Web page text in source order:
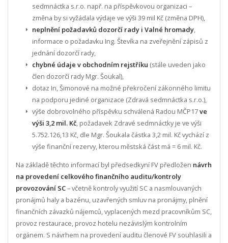
sedmnáctka s.r.o. např. na příspěvkovou organizaci –
změna by si vyžádala výdaje ve výši 39 mil Kč (změna DPH),
neplnění požadavků dozorčí rady i Valné hromady,
informace o požadavku Ing. Števíka na zveřejnění zápisů z
jednání dozorčí rady,
chybné údaje v obchodním rejstříku (stále uveden jako
člen dozorčí rady Mgr. Šoukal),
dotaz In, Šimonové na možné překročení zákonného limitu
na podporu jediné organizace (Zdravá sedmnáctka s.r.o.),
výše dobrovolného příspěvku schválená Radou MČP17ve
výši 3,2 mil. Kč, požadavek Zdravé sedmnáctky je ve výši
5.752.126,13 Kč, dle Mgr. Šoukala částka 3,2 mil. Kč vychází z
výše finanční rezervy, kterou městská část má = 6 mil. Kč.
Na základě těchto informací byl předsedkyní FV předložen návrh
na provedení celkového finančního auditu/kontroly
provozování SC– včetně kontroly využití SC a nasmlouvaných
pronájmů haly a bazénu, uzavřených smluv na pronájmy, plnění
finančních závazků nájemců, vyplacených mezd pracovníkům SC,
provoz restaurace, provoz hotelu nezávislým kontrolním
orgánem. S návrhem na provedení auditu členové FV souhlasili a